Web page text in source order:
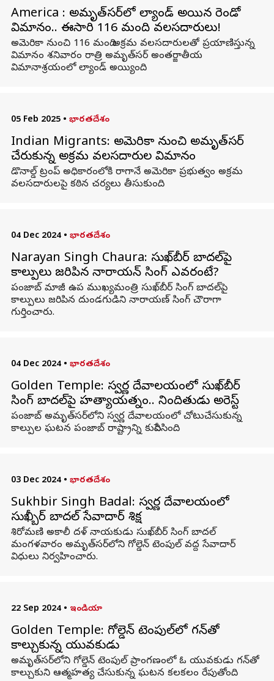
America : అమృత్‌సర్‌లో ల్యాండ్ అయిన రెండో
విమానం.. ఈసారి 116 మంది వలసదారులు!
అమెరికా నుంచి 116 మంది అక్రమ వలసదారులతో ప్రయాణిస్తున్న
విమానం శనివారం రాత్రి అమృత్‌సర్ అంతర్జాతీయ
విమానాశ్రయంలో ల్యాండ్ అయ్యింది.
05 Feb 2025 • భారతదేశం
Indian Migrants: అమెరికా నుంచి అమృత్‌సర్‌
చేరుకున్న అక్రమ వలసదారుల విమానం
డొనాల్డ్‌ ట్రంప్‌ అధికారంలోకి రాగానే అమెరికా ప్రభుత్వం అక్రమ
వలసదారులపై కఠిన చర్యలు తీసుకుంది.
04 Dec 2024 • భారతదేశం
Narayan Singh Chaura: సుఖ్‌బీర్ బాద‌ల్‌పై
కాల్పులు జ‌రిపిన నారాయ‌న్ సింగ్ ఎవ‌రంటే?
పంజాబ్ మాజీ ఉప ముఖ్యమంత్రి సుఖ్‌బీర్ సింగ్ బాదల్‌పై
కాల్పులు జరిపిన దుండగుడిని నారాయణ్ సింగ్ చౌరాగా
గుర్తించారు.
04 Dec 2024 • భారతదేశం
Golden Temple: స్వర్ణ దేవాలయంలో సుఖ్‌బీర్
సింగ్ బాదల్‌పై హత్యాయత్నం.. నిందితుడు అరెస్ట్
పంజాబ్ అమృత్‌సర్‌లోని స్వర్ణ దేవాలయంలో చోటుచేసుకున్న
కాల్పుల ఘటన పంజాబ్ రాష్ట్రాన్ని కుదిపేసింది.
03 Dec 2024 • భారతదేశం
Sukhbir Singh Badal: స్వ‌ర్ణ దేవాల‌యంలో
సుఖ్బీర్ బాదల్ సేవాదార్ శిక్ష
శిరోమణి అకాలీ దళ్ నాయకుడు సుఖ్‌బీర్ సింగ్ బాదల్
మంగళవారం అమృత్‌సర్‌లోని గోల్డెన్ టెంపుల్ వద్ద సేవాదార్
విధులు నిర్వహించారు.
22 Sep 2024 • ఇండియా
Golden Temple: గోల్డెన్ టెంపుల్‌లో గన్‌తో
కాల్చుకున్న యువకుడు
అమృత్‌సర్‌లోని గోల్డెన్ టెంపుల్ ప్రాంగణంలో ఓ యువకుడు గన్‌తో
కాల్చుకుని ఆత్మహత్య చేసుకున్న ఘటన కలకలం రేపుతోంది.